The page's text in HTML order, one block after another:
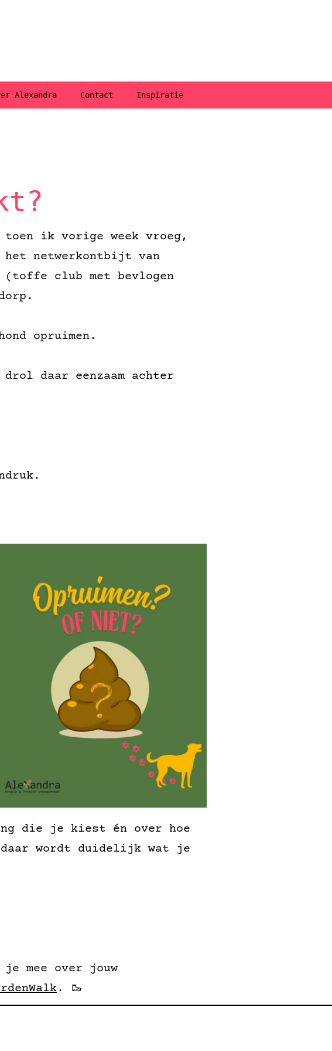
Alexandra Contact Inspiratie
toen ik vorige week vroeg,
het netwerkontbijt van
club met bevlogen
opruimen.
daar eenzaam achter
die je kiest én over hoe
wordt duidelijk wat je
mee over jouw
. 🥾